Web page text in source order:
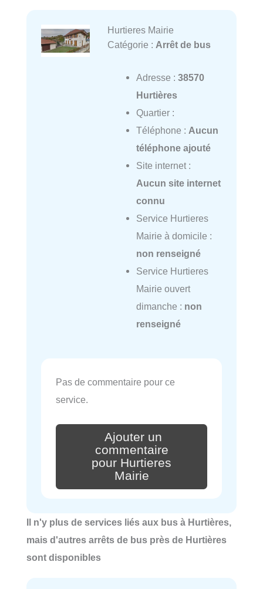
Hurtieres Mairie
Catégorie : Arrêt de bus
Adresse : 38570
Hurtières
Quartier :
Téléphone : Aucun
téléphone ajouté
Site internet :
Aucun site internet
connu
Service Hurtieres
Mairie à domicile :
non renseigné
Service Hurtieres
Mairie ouvert
dimanche : non
renseigné
Pas de commentaire pour ce
service.
Ajouter un
commentaire
pour Hurtieres
Mairie
Il n'y plus de services liés aux bus à Hurtières,
mais d'autres arrêts de bus près de Hurtières
sont disponibles